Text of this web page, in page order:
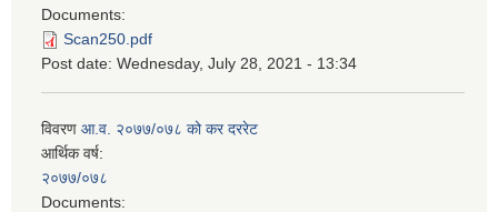
Documents:
Scan250.pdf
Post date: Wednesday, July 28, 2021 - 13:34
विवरण आ.व. २०७७/०७८ को कर दररेट
आर्थिक वर्ष:
२०७७/०७८
Documents: